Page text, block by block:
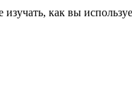
как вы